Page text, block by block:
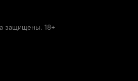
защищены. 18+